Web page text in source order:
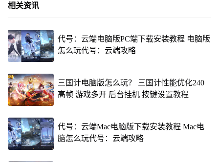
相关资讯
代号：云端电脑版PC端下载安装教程 电脑版
怎么玩代号：云端攻略
三国计电脑版怎么玩？ 三国计性能优化240
高帧 游戏多开 后台挂机 按键设置教程
代号：云端Mac电脑版下载安装教程 Mac电
脑怎么玩代号：云端攻略